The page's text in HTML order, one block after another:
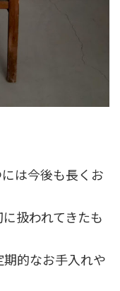
は今後も長くお
扱われてきたも
的なお手入れや